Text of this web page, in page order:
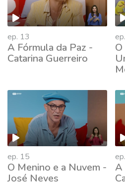
ep. 13
A Fórmula da Paz -
Catarina Guerreiro
ep. 15
O Menino e a Nuvem -
José Neves
A